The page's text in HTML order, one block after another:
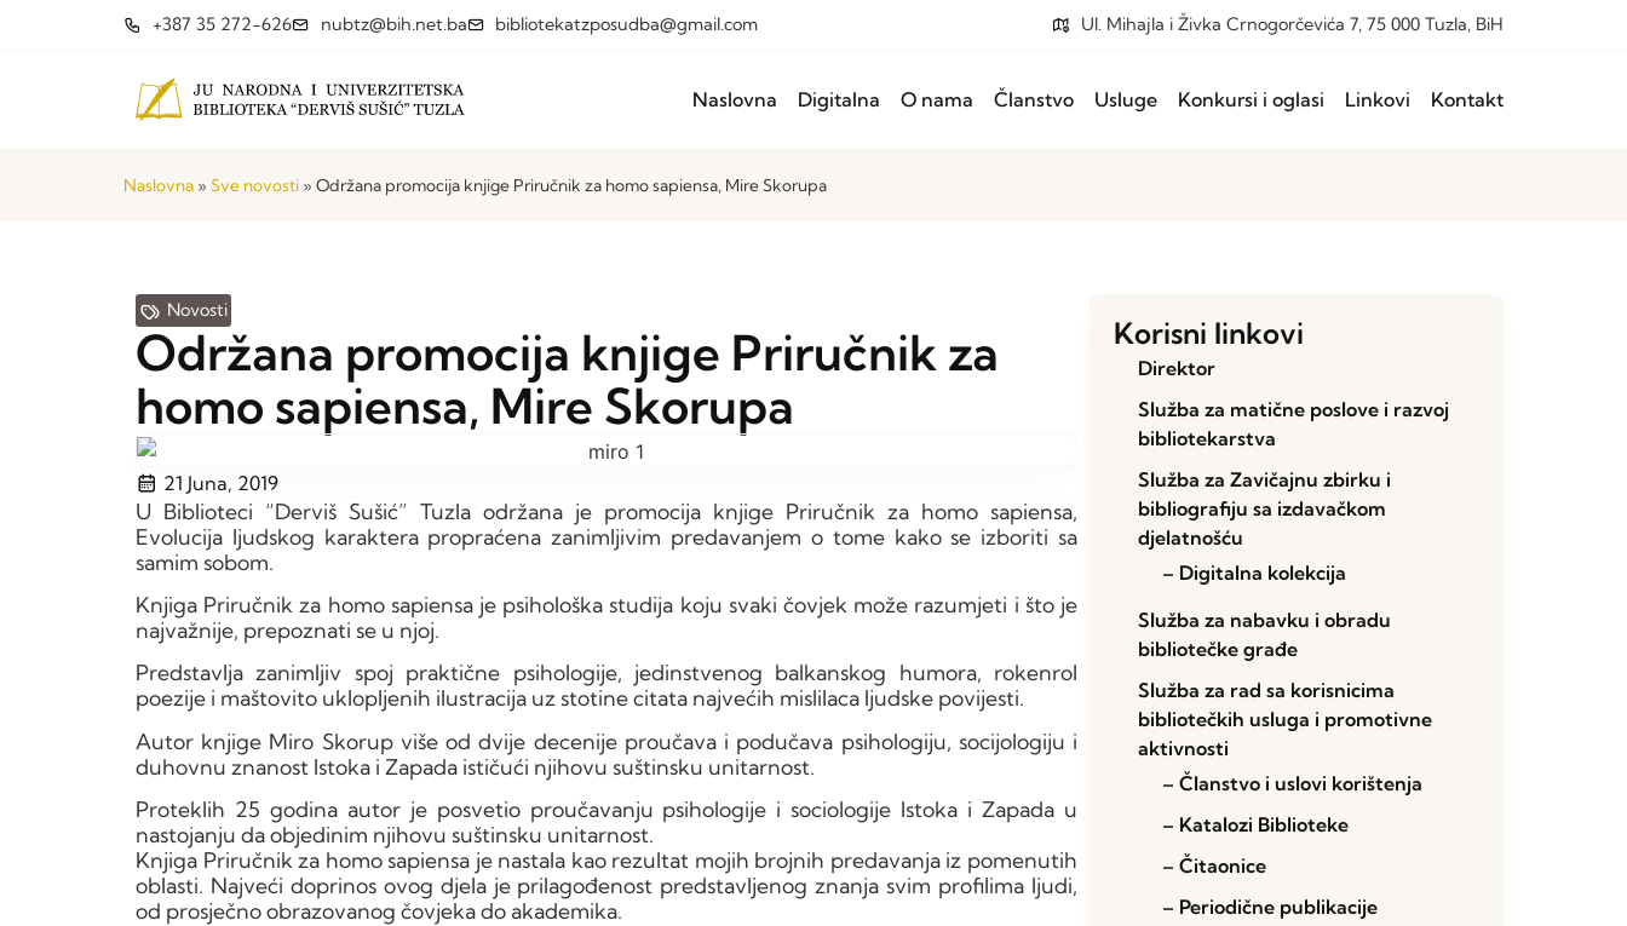
+387 35 272-626 nubtz@bih.net.ba bibliotekatzposudba@gmail.com Ul. Mihajla i Živka Crnogorčevića 7, 75 000 Tuzla, BiH
Naslovna Digitalna O nama Članstvo Usluge Konkursi i oglasi Linkovi Kontakt
Naslovna » Sve novosti » Održana promocija knjige Priručnik za homo sapiensa, Mire Skorupa
Novosti
Održana promocija knjige Priručnik za
homo sapiensa, Mire Skorupa
21 Juna, 2019
U Biblioteci “Derviš Sušić” Tuzla održana je promocija knjige Priručnik za homo sapiensa,
Evolucija ljudskog karaktera propraćena zanimljivim predavanjem o tome kako se izboriti sa
samim sobom.
Knjiga Priručnik za homo sapiensa je psihološka studija koju svaki čovjek može razumjeti i što je
najvažnije, prepoznati se u njoj.
Predstavlja zanimljiv spoj praktične psihologije, jedinstvenog balkanskog humora, rokenrol
poezije i maštovito uklopljenih ilustracija uz stotine citata najvećih mislilaca ljudske povijesti.
Autor knjige Miro Skorup više od dvije decenije proučava i podučava psihologiju, socijologiju i
duhovnu znanost Istoka i Zapada ističući njihovu suštinsku unitarnost.
Proteklih 25 godina autor je posvetio proučavanju psihologije i sociologije Istoka i Zapada u
nastojanju da objedinim njihovu suštinsku unitarnost.
Knjiga Priručnik za homo sapiensa je nastala kao rezultat mojih brojnih predavanja iz pomenutih
oblasti. Najveći doprinos ovog djela je prilagođenost predstavljenog znanja svim profilima ljudi,
od prosječno obrazovanog čovjeka do akademika.
Korisni linkovi
Direktor
Služba za matične poslove i razvoj
bibliotekarstva
Služba za Zavičajnu zbirku i
bibliografiju sa izdavačkom
djelatnošću
– Digitalna kolekcija
Služba za nabavku i obradu
bibliotečke građe
Služba za rad sa korisnicima
bibliotečkih usluga i promotivne
aktivnosti
– Članstvo i uslovi korištenja
– Katalozi Biblioteke
– Čitaonice
– Periodične publikacije